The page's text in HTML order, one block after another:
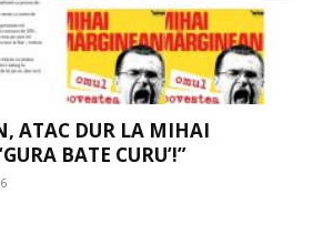
ATAC DUR LA MIHAI
BATE CURU’!”